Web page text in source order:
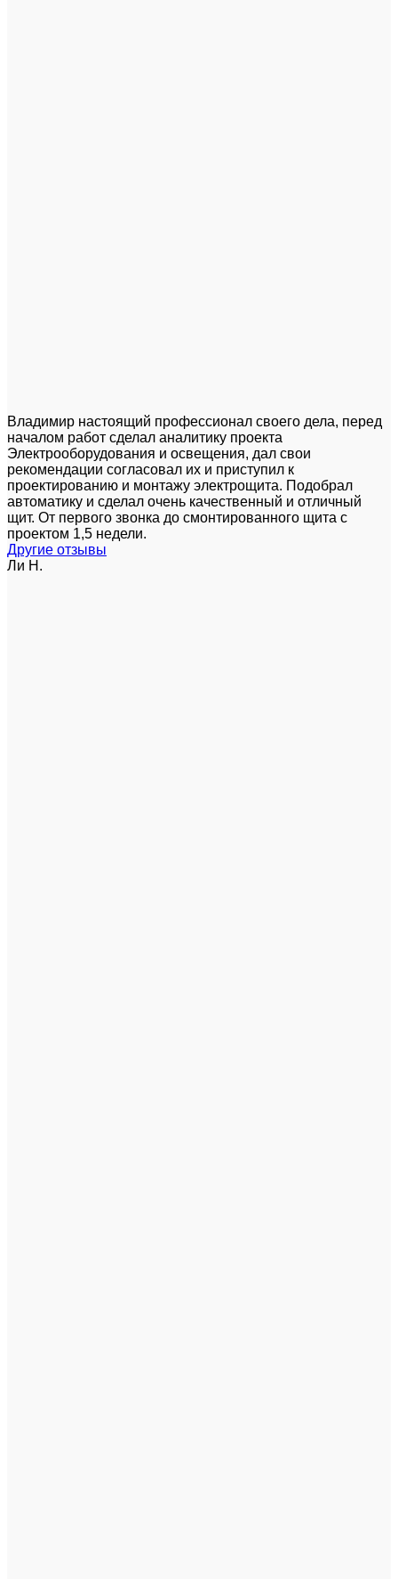
Владимир настоящий профессионал своего дела, перед
началом работ сделал аналитику проекта
Электрооборудования и освещения, дал свои
рекомендации согласовал их и приступил к
проектированию и монтажу электрощита. Подобрал
автоматику и сделал очень качественный и отличный
щит. От первого звонка до смонтированного щита с
проектом 1,5 недели.
Другие отзывы
Ли Н.